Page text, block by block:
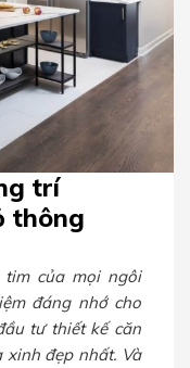
trí
thông
của mọi ngôi
đáng nhớ cho
tư thiết kế căn
đẹp nhất. Và